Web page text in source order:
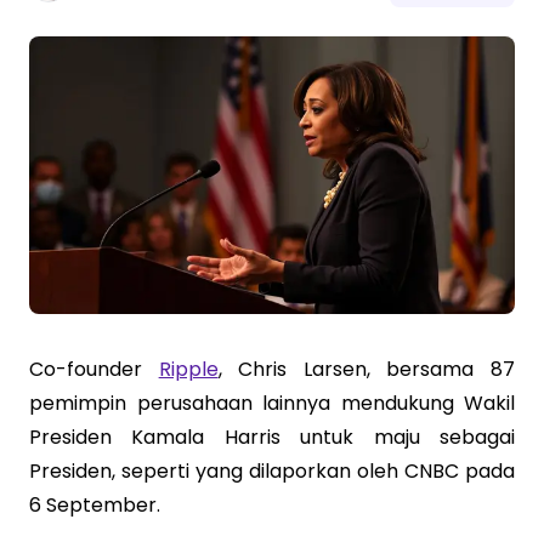
Co-founder Ripple, Chris Larsen, bersama 87
pemimpin perusahaan lainnya mendukung Wakil
Presiden Kamala Harris untuk maju sebagai
Presiden, seperti yang dilaporkan oleh CNBC pada
6 September.